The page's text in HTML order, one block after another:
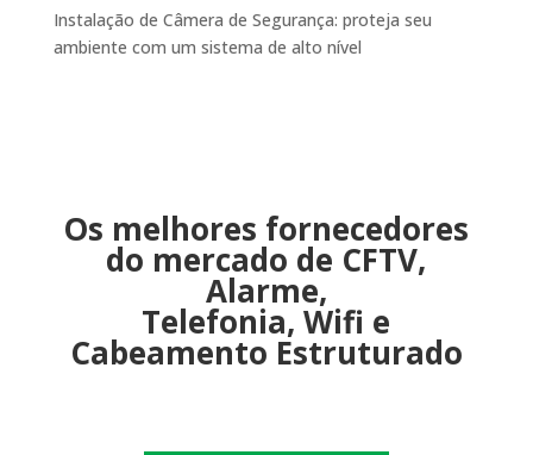
Instalação de Câmera de Segurança: proteja seu
ambiente com um sistema de alto nível
Os melhores fornecedores
do mercado de CFTV,
Alarme,
Telefonia, Wifi e
Cabeamento Estruturado